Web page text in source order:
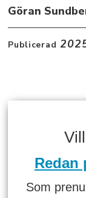
Göran
Publicerad
Redan
Som